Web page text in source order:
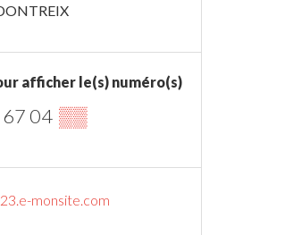
afficher le(s) numéro(s)
04 ▒▒
monsite.com